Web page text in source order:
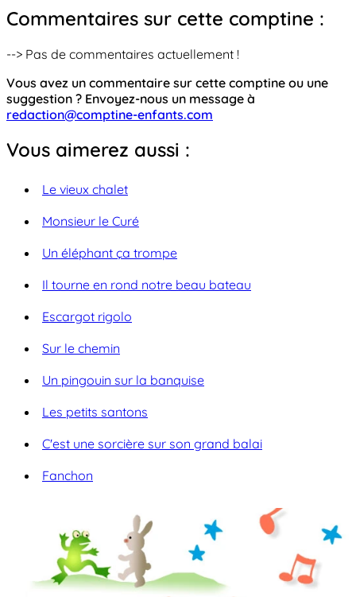
Commentaires sur cette comptine :
--> Pas de commentaires actuellement !
Vous avez un commentaire sur cette comptine ou une
suggestion ? Envoyez-nous un message à
redaction@comptine-enfants.com
Vous aimerez aussi :
Le vieux chalet
Monsieur le Curé
Un éléphant ça trompe
Il tourne en rond notre beau bateau
Escargot rigolo
Sur le chemin
Un pingouin sur la banquise
Les petits santons
C'est une sorcière sur son grand balai
Fanchon